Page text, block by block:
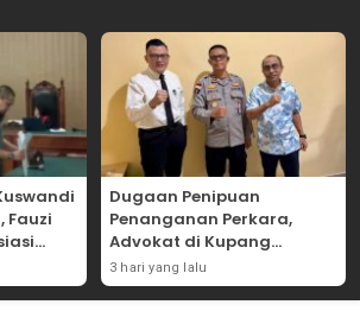
Fauzi
Dugaan Penipuan
Penanganan Perkara,
Advokat di Kupang
Dilaporkan ke Polda NTT
3 hari yang lalu